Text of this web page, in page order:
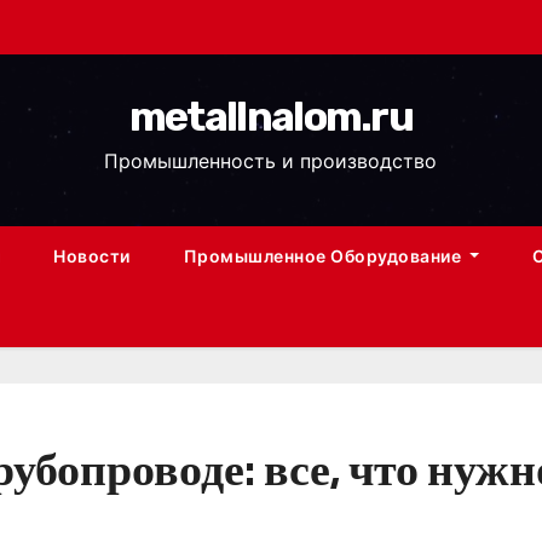
metallnalom.ru
Промышленность и производство
Новости Промышленное Оборудование
все, что